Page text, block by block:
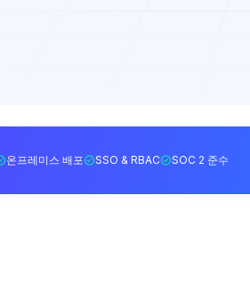
온프레미스 배포 SSO & RBAC SOC 2 준수